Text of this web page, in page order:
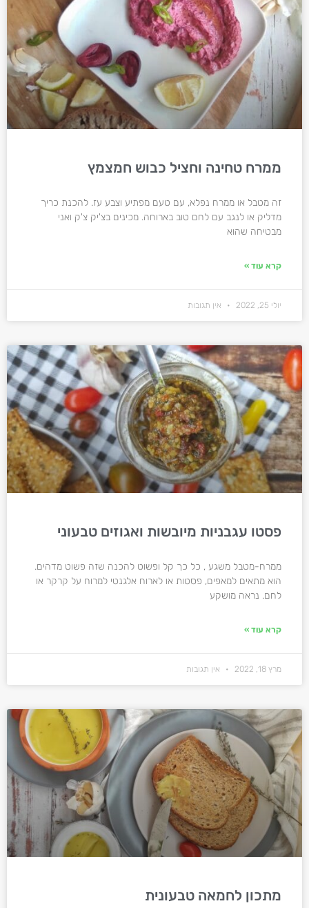
ממרח טחינה וחציל כבוש חמצמץ
זה מטבל או ממרח נפלא, עם טעם מפתיע וצבע עז. להכנת כריך
מדליק או לנגב עם לחם טוב בארוחה. מכינים בצ'יק צ'ק ואני
מבטיחה שהוא
קרא עוד »
יולי 25, 2022 אין תגובות
פסטו עגבניות מיובשות ואגוזים טבעוני
ממרח-מטבל משגע , כל כך קל ופשוט להכנה שזה פשוט מדהים.
הוא מתאים למאפים, פסטות או לארוח אלגנטי למרוח על קרקר או
לחם. נראה מושקע
קרא עוד »
מרץ 18, 2022 אין תגובות
מתכון לחמאה טבעונית